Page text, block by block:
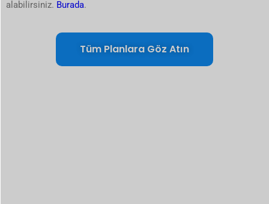
alabilirsiniz. Burada.
Tüm Planlara Göz Atın